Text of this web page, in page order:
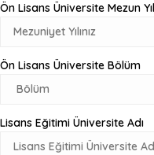
Ön Lisans Üniversite Mezun Yıl
Ön Lisans Üniversite Bölüm
Lisans Eğitimi Üniversite Adı